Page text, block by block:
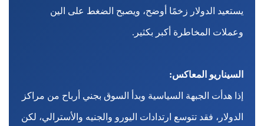
يستعيد الدولار زخمًا أوضح، ويصبح الضغط على الين
وعملات المخاطرة أكبر بكثير.
السيناريو المعاكس:
إذا هدأت الجبهة السياسية وبدأ السوق بجني أرباح من مراكز
الدولار، فقد تتوسع ارتدادات اليورو والجنيه والأسترالي، لكن